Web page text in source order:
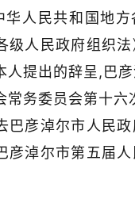
华人民共和国地方
级人民政府组织法
人提出的辞呈,巴
常务委员会第十六
巴彦淖尔市人民
彦淖尔市第五届